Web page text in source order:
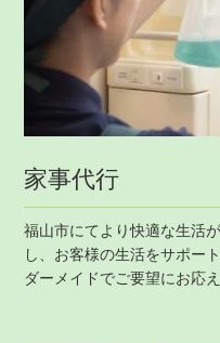
家事代行
福山市にてより快適な生活
し、お客様の生活をサポー
ダーメイドでご要望にお応